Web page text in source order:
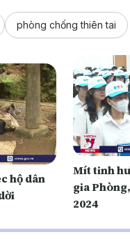
phòng chống thiên tai
hộ dân
Mít tinh
gia
2024